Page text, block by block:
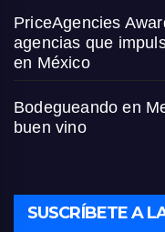
PriceAgencies
agencias que
en México
Bodegueando en
buen vino
SUSCRÍBETE A